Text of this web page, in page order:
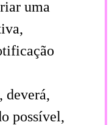
uma
deverá,
possível,